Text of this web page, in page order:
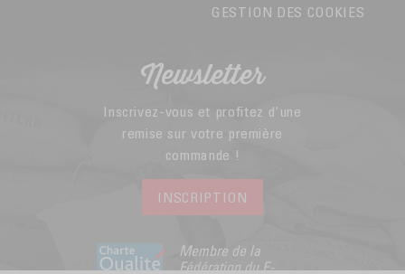
GESTION DES COOKIES
Newsletter
Inscrivez-vous et profitez d'une
remise sur votre première
commande !
INSCRIPTION
Membre de la
Fédération du E-